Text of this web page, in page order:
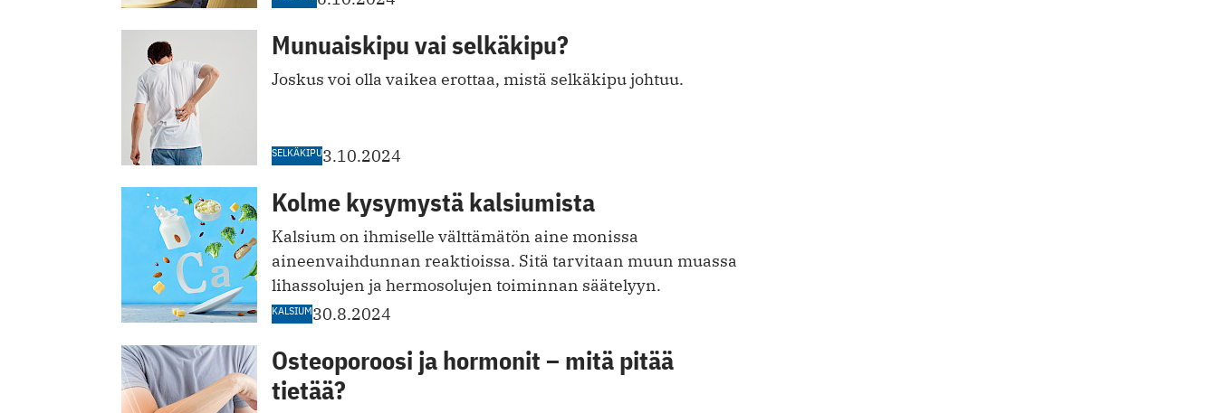
Munuaiskipu vai selkäkipu?
Joskus voi olla vaikea erottaa, mistä selkäkipu johtuu.
SELKÄKIPU3.10.2024
Kolme kysymystä kalsiumista
Kalsium on ihmiselle välttäm ätön aine monissa
aineenvaihdunnan reaktioissa. Sitä tarvitaan muun muassa
lihassolujen ja hermosolujen toiminnan säätelyyn.
KALSIUM30.8.2024
Osteoporoosi ja hormonit – mitä pitää
tietää?